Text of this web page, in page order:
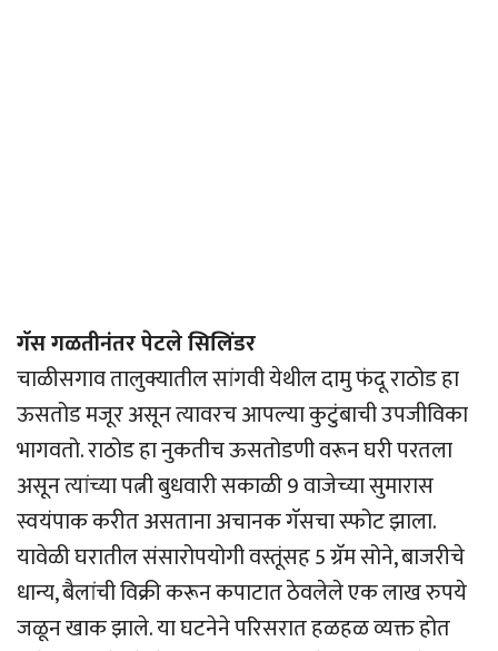
गॅस गळतीनंतर पेटले सिलिंडर
चाळीसगाव तालुक्यातील सांगवी येथील दामु फंदू राठोड हा
ऊसतोड मजूर असून त्यावरच आपल्या कुटुंबाची उपजीविका
भागवतो. राठोड हा नुकतीच ऊसतोडणी वरून घरी परतला
असून त्यांच्या पत्नी बुधवारी सकाळी 9 वाजेच्या सुमारास
स्वयंपाक करीत असताना अचानक गॅसचा स्फोट झाला.
यावेळी घरातील संसारोपयोगी वस्तूंसह 5 ग्रॅम सोने, बाजरीचे
धान्य, बैलांची विक्री करून कपाटात ठेवलेले एक लाख रुपये
जळून खाक झाले. या घटनेने परिसरात हळहळ व्यक्त होत